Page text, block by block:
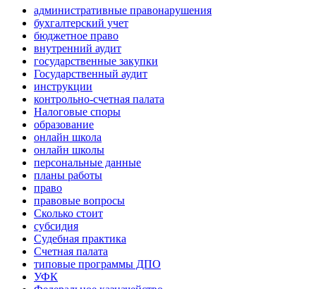
административные правонарушения
бухгалтерский учет
бюджетное право
внутренний аудит
государственные закупки
Государственный аудит
инструкции
контрольно-счетная палата
Налоговые споры
образование
онлайн школа
онлайн школы
персональные данные
планы работы
право
правовые вопросы
Сколько стоит
субсидия
Судебная практика
Счетная палата
типовые программы ДПО
УФК